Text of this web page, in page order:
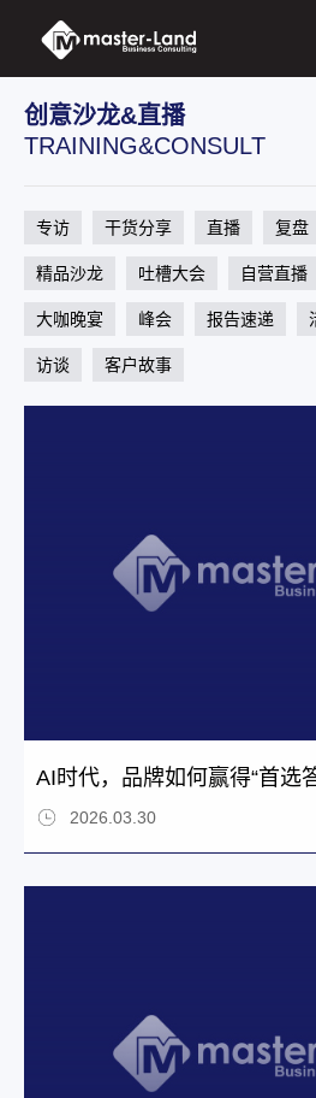
创意沙龙&直播
TRAINING&CONSULT
专访 干货分享 直播 复盘
精品沙龙 吐槽大会 自营直播
大咖晚宴 峰会 报告速递
访谈 客户故事
AI时代，品牌如何赢得“首选答
2026.03.30